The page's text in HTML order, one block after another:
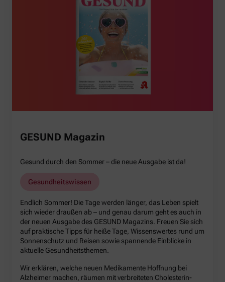
GESUND Magazin
Gesund durch den Sommer – die neue Ausgabe ist da!
Gesundheitswissen
Endlich Sommer! Die Tage werden länger, das Leben spielt
sich wieder draußen ab – und genau darum geht es auch in
der neuen Ausgabe des GESUND Magazins. Freuen Sie sich
auf praktische Tipps für heiße Tage, Wissenswertes rund um
Sonnenschutz und Reisen sowie spannende Einblicke in
aktuelle Gesundheitsthemen.
Wir erklären, welche neuen Medikamente Hoffnung bei
Alzheimer machen, räumen mit verbreiteten Cholesterin-